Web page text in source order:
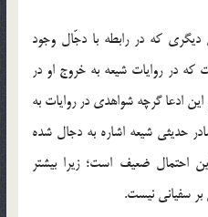
که در رابطه با دجّال وجود
در روایات شیعه به خروج او در
ادعا گرچه شواهدى در روایات به
حدیثى شیعه اشاره به دجال شده
احتمال ضعیف است؛ زیرا بیشتر
سفیانى نیست.